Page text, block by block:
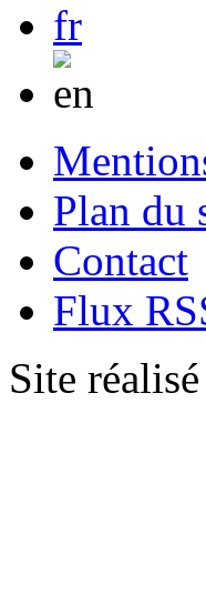
Plan du
Contact
Flux
Site